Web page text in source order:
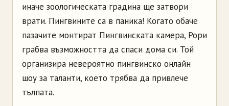
иначе зоологическата градина ще затвори
врати. Пингвините са в паника! Когато обаче
пазачите монтират Пингвинската камера, Рори
грабва възможността да спаси дома си. Той
организира невероятно пингвинско онлайн
шоу за таланти, което трябва да привлече
тълпата.